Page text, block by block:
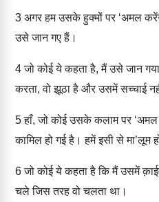
3 अगर हम उसके हुक्मों पर ‘अमल
उसे जान गए हैं।
4जो कोई ये कहता है, मैं उसे जान
करता, वो झूठा है और उसमें सच्चाई
5हाँ, जो कोई उसके कलाम पर
कामिल हो गई है। हमें इसी से मा’लूम
6जो कोई ये कहता है कि मैं उसमें
चले जिस तरह वो चलता था।